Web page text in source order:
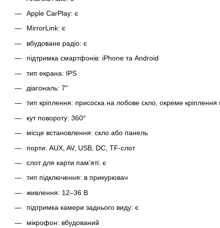
Apple CarPlay: є
MirrorLink: є
вбудоване радіо: є
підтримка смартфонів: iPhone та Android
тип екрана: IPS
діагональ: 7"
тип кріплення: присоска на лобове скло, окреме
кут повороту: 360°
місце встановлення: скло або панель
порти: AUX, AV, USB, DC, TF-слот
слот для карти пам’яті: є
тип підключення: в прикурювач
живлення: 12–36 В
підтримка камери заднього виду: є
мікрофон: вбудований